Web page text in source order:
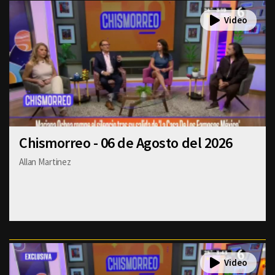
Chismorreo - 06 de Agosto del 2026
Allan Martinez